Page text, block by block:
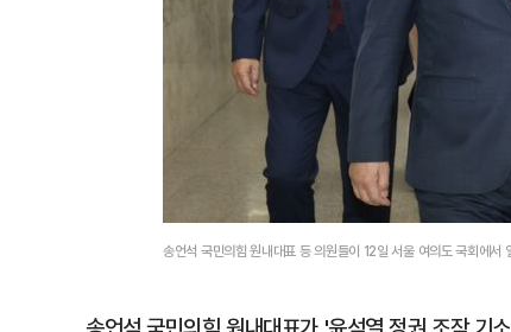
송언석 국민의힘 원내대표 등 의원들이 12일 서울 여의도 국회에